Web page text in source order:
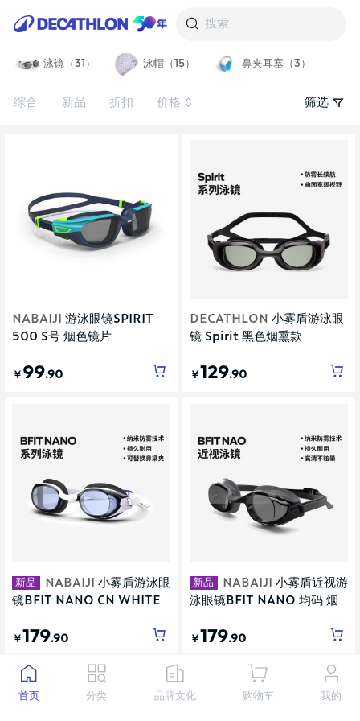
搜索
泳镜（31） 泳帽（15） 鼻夹耳塞（3）
综合 新品 折扣 价格 筛选
NABAIJI 游泳眼镜SPIRIT
500 S号 烟色镜片
￥ 99.90
DECATHLON 小雾盾游泳眼
镜 Spirit 黑色烟熏款
￥129.90
新品 NABAIJI
小雾盾游泳眼
镜BFIT NANO CN WHITE
￥179.90
新品 NABAIJI
小雾盾近视游
泳眼镜BFIT NANO 均码 烟
￥179.90
首页 分类 品牌文化 购物车 我的